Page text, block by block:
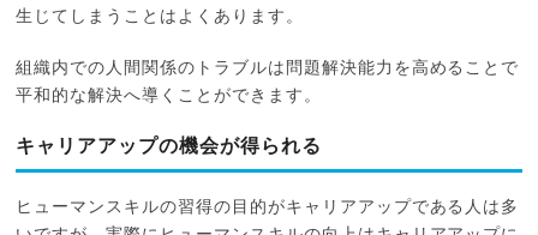
生じてしまうことはよくあります。
組織内での人間関係のトラブルは問題解決能力を高めることで
平和的な解決へ導くことができます。
キャリアアップの機会が得られる
ヒューマンスキルの習得の目的がキャリアアップである人は多